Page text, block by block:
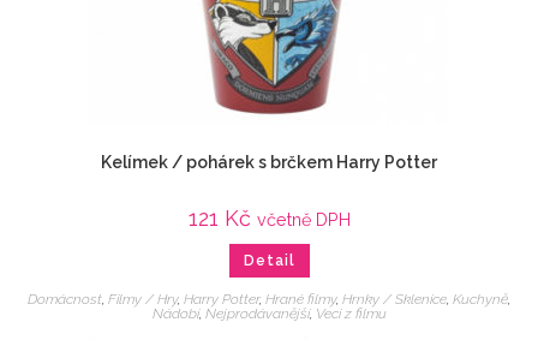
Kelímek / pohárek s brčkem Harry Potter
121 Kč včetně DPH
Detail
Domácnost Filmy / Hry, Harry Potter, Hrané filmy, Hrnky / Sklenice Kuchyně
Nádobí, Nejprodávanější, Veci z filmu